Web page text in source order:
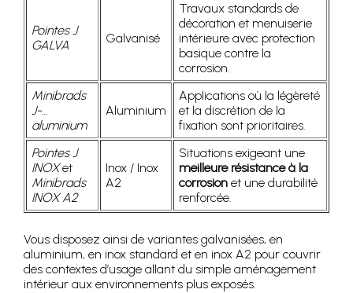
Pointes J
GALVA
Galvanisé
Travaux standards de
décoration et menuiserie
intérieure avec protection
basique contre la
corrosion.
Minibrads
J-…
aluminium
Aluminium
Applications où la légèreté
et la discrétion de la
fixation sont prioritaires.
Pointes J
INOXet
Minibrads
INOX A2
Inox / Inox
A2
Situations exigeant une
meilleure résistance à la
corrosion et une durabilité
renforcée.
Vous disposez ainsi de variantes galvanisées, en
aluminium, en inox standard et en inox A2 pour couvrir
des contextes d’usage allant du simple aménagement
intérieur aux environnements plus exposés.